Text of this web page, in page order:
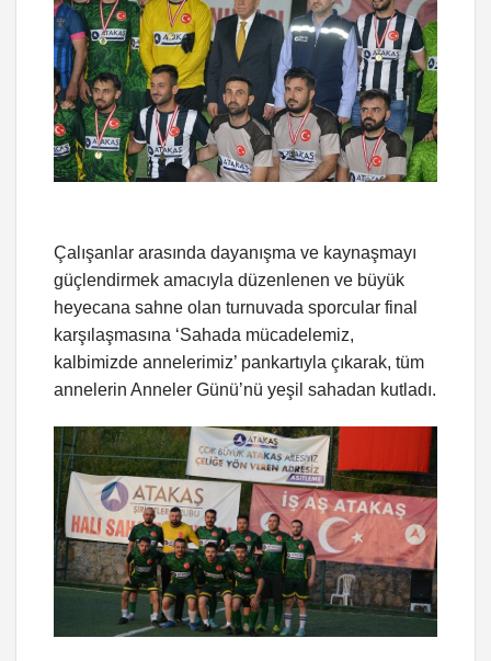
Çalışanlar arasında dayanışma ve kaynaşmayı
güçlendirmek amacıyla düzenlenen ve büyük
heyecana sahne olan turnuvada sporcular final
karşılaşmasına ‘Sahada mücadelemiz,
kalbimizde annelerimiz’ pankartıyla çıkarak, tüm
annelerin Anneler Günü’nü yeşil sahadan kutladı.